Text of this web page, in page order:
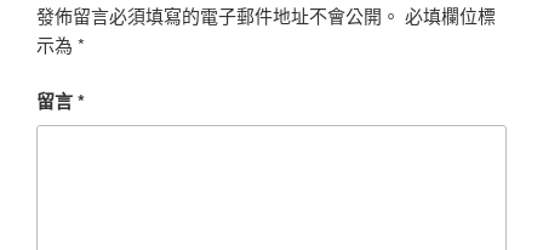
發佈留言必須填寫的電子郵件地址不會公開。 必填欄位標
示為 *
留言*